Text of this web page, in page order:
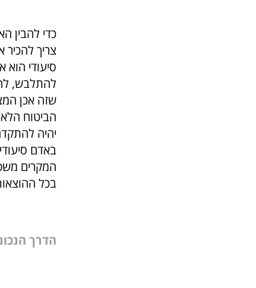
כדי להבין
צריך
סיעודי
להתלבש,
שזה אכן
הביטוח
יהיה
באדם
המקרים
בכל
הדרך